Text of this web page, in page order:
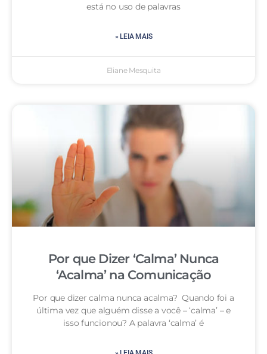
está no uso de palavras
» LEIA MAIS
Eliane Mesquita
Por que Dizer ‘Calma’ Nunca
‘Acalma’ na Comunicação
Por que dizer calma nunca acalma? Quando foi a
última vez que alguém disse a você – ‘calma’ – e
isso funcionou? A palavra ‘calma’ é